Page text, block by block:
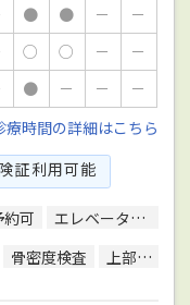
● ● －
－
○ ○ －
－
● － －
－
療時間の詳細はこちら
証利用可能
約可
エレベーターあり
骨密度検査 上部内視鏡検査